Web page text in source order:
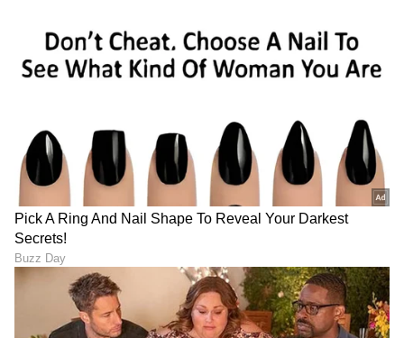
DOWNLOAD APP
RECOMMENDED STORIES